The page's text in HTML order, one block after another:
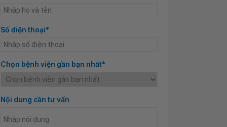
Số điện thoại*
Chọn bệnh viện gần bạn nhất*
Nội dung cần tư vấn